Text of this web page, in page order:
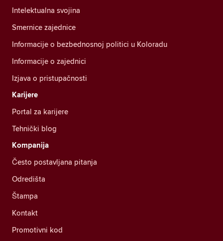
Intelektualna svojina
Smernice zajednice
Informacije o bezbednosnoj politici u Koloradu
Informacije o zajednici
Izjava o pristupačnosti
Karijere
Portal za karijere
Tehnički blog
Kompanija
Često postavljana pitanja
Odredišta
Štampa
Kontakt
Promotivni kod